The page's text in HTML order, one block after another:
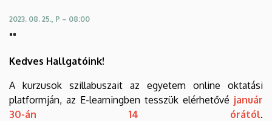
2023. 08. 25., P – 08:00
""
Kedves Hallgatóink!
A kurzusok szillabuszait az egyetem online oktatási
platformján, az E-learningben tesszük elérhetővé január
30-án 14 órától.